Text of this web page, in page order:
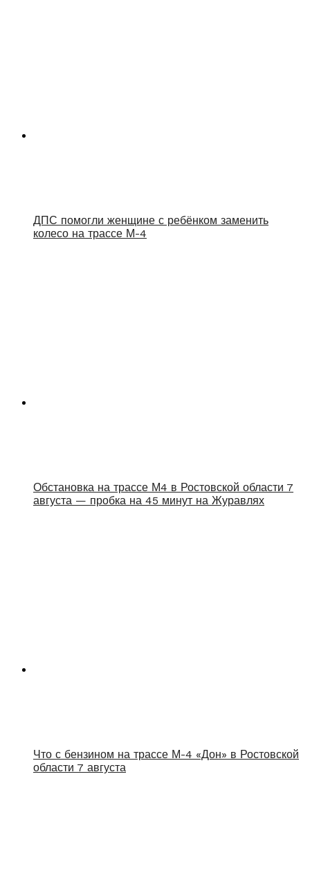
ДПС помогли женщине с ребёнком заменить
колесо на трассе М-4
Обстановка на трассе М4 в Ростовской области 7
августа — пробка на 45 минут на Журавлях
Что с бензином на трассе М-4 «Дон» в Ростовской
области 7 августа